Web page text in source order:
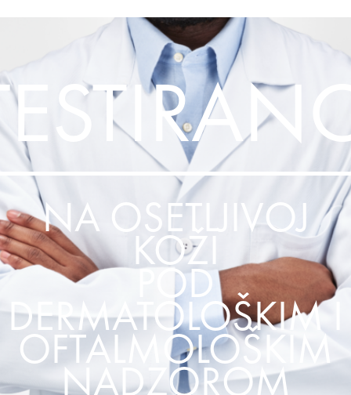
NA OSETLJIVOJ
KOŽI
POD
DERMATOLOŠKIM I
OFTALMOLOŠKIM
NADZOROM